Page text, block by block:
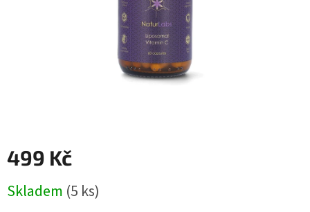
499 Kč
cena:
Skladem (5 ks)